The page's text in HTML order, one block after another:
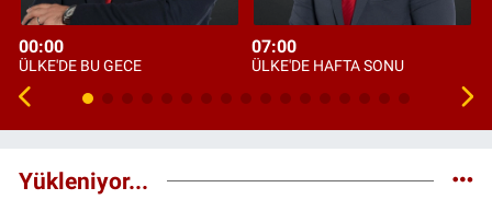
00:00
ÜLKE'DE BU GECE
07:00
ÜLKE'DE HAFTA SONU
Yükleniyor...